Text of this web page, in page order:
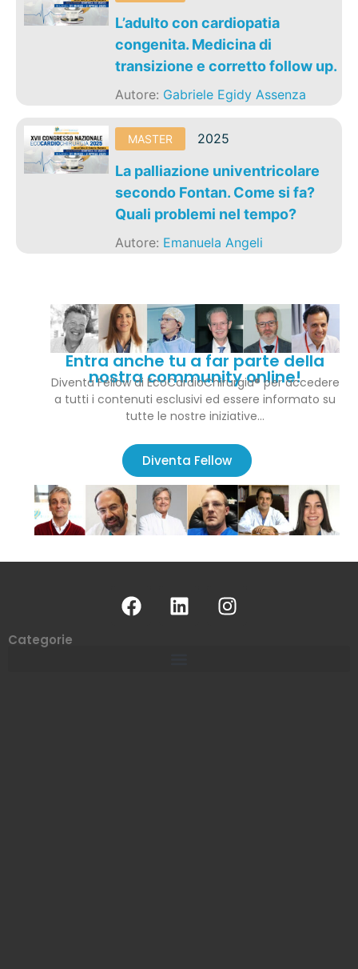
L’adulto con cardiopatia
congenita. Medicina di
transizione e corretto follow up.
Autore: Gabriele Egidy Assenza
MASTER 2025
La palliazione univentricolare
secondo Fontan. Come si fa?
Quali problemi nel tempo?
Autore: Emanuela Angeli
Entra anche tu a far parte della
nostra community online!
Diventa Fellow di EcoCardioChirurgia® per accedere
a tutti i contenuti esclusivi ed essere informato su
tutte le nostre iniziative…
Diventa Fellow
Categorie